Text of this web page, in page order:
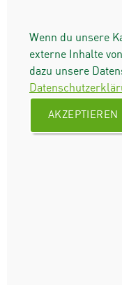
Wenn du unsere
externe Inhalte
dazu unsere
AKZEPTIEREN